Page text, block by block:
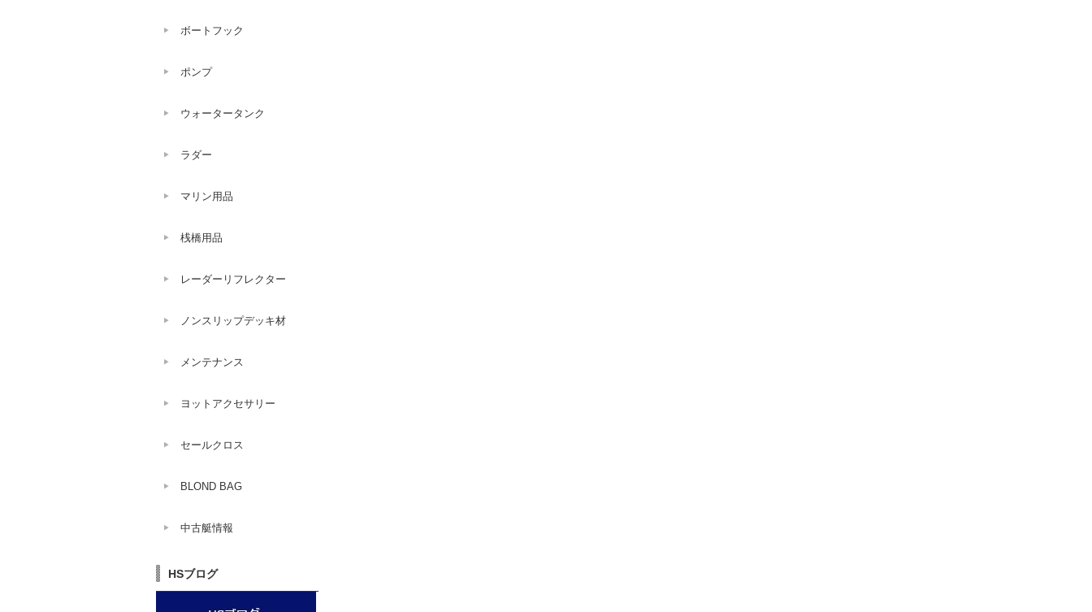
ボートフック
ポンプ
ウォータータンク
ラダー
マリン用品
桟橋用品
レーダーリフレクター
ノンスリップデッキ材
メンテナンス
ヨットアクセサリー
セールクロス
BLOND BAG
中古艇情報
HSブログ